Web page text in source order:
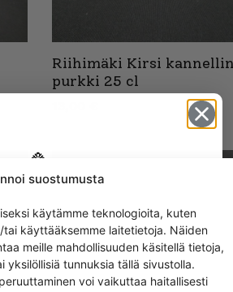
suostumusta
käytämme teknologioita, kuten
käyttääksemme laitetietoja. Näiden
meille mahdollisuuden käsitellä tietoja,
tunnuksia tällä sivustolla.
voi vaikuttaa haitallisesti
Riihimäki Kirsi
purkki 25 cl
-5%
off?
the discount